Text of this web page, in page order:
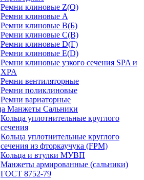
Ремни клиновые Z(О)
Ремни клиновые A
Ремни клиновые B(Б)
Ремни клиновые C(В)
Ремни клиновые D(Г)
Ремни клиновые Е(D)
Ремни клиновые узкого сечения SPA и
XPA
Ремни вентиляторные
Ремни поликлиновые
Ремни вариаторные
Манжеты Сальники
Кольца уплотнительные круглого
сечения
Кольца уплотнительные круглого
сечения из фторкаучука (FPM)
Кольца и втулки МУВП
Манжеты армированные (сальники)
ГОСТ 8752-79